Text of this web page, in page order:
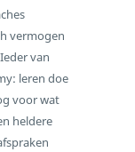
vermogen
van
leren doe
voor wat
heldere